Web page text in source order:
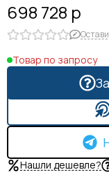
698 728 р
Товар по запросу
Нашли дешевле?